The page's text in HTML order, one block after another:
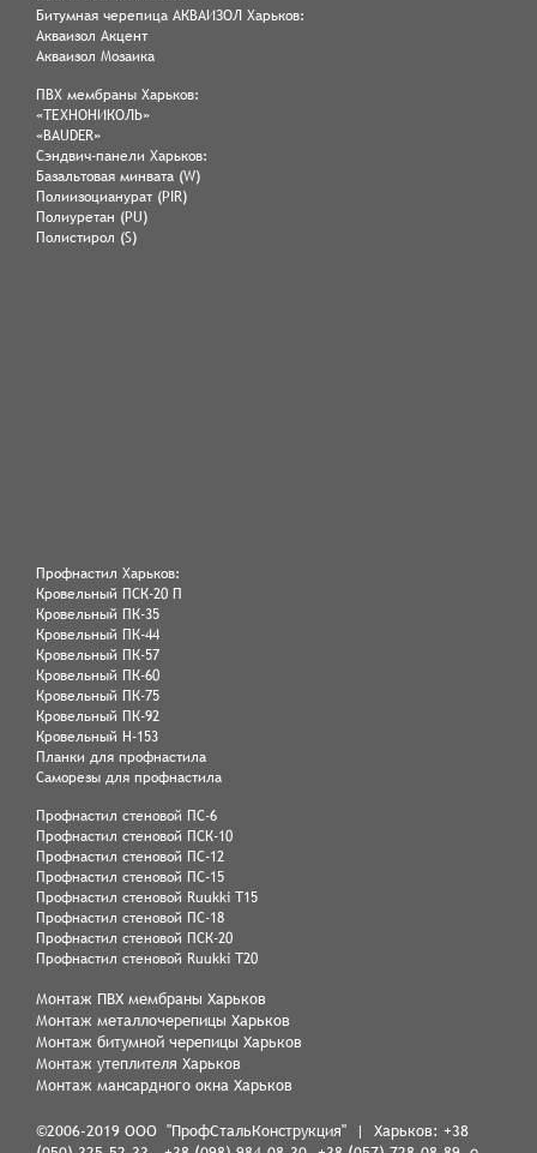
Битумная черепица АКВАИЗОЛ Харьков:
Акваизол Акцент
Акваизол Мозаика
ПВХ мембраны Харьков:
«ТЕХНОНИКОЛЬ»
«BAUDER»
Сэндвич-панели Харьков:
Базальтовая минвата (W)
Полиизоцианурат (PIR)
Полиуретан (PU)
Полистирол (S)
Профнастил Харьков:
Кровельный ПСК-20 П
Кровельный ПК-35
Кровельный ПК-44
Кровельный ПК-57
Кровельный ПК-60
Кровельный ПК-75
Кровельный ПК-92
Кровельный Н-153
Планки для профнастила
Саморезы для профнастила
Профнастил стеновой ПС-6
Профнастил стеновой ПСК-10
Профнастил стеновой ПС-12
Профнастил стеновой ПС-15
Профнастил стеновой Ruukki Т15
Профнастил стеновой ПС-18
Профнастил стеновой ПСК-20
Профнастил стеновой Ruukki Т20
Монтаж ПВХ мембраны Харьков
Монтаж металлочерепицы Харьков
Монтаж битумной черепицы Харьков
Монтаж утеплителя Харьков
Монтаж мансардного окна Харьков
©2006-2019 ООО "ПрофСтальКонструкция" | Харьков: +38